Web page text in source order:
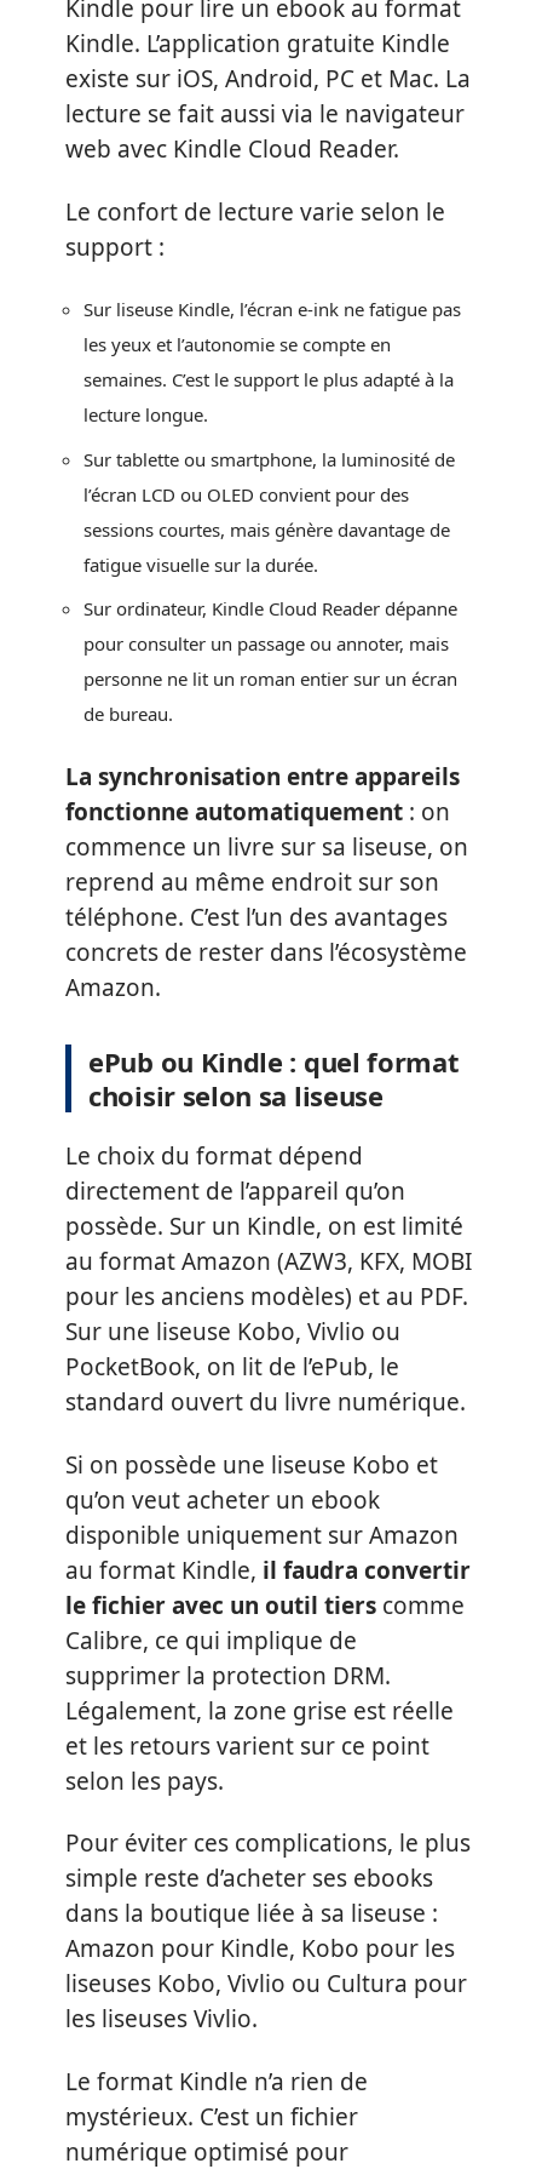
Kindle pour lire un ebook au format
Kindle. L’application gratuite Kindle
existe sur iOS, Android, PC et Mac. La
lecture se fait aussi via le navigateur
web avec Kindle Cloud Reader.
Le confort de lecture varie selon le
support :
Sur liseuse Kindle, l’écran e-ink ne fatigue pas
les yeux et l’autonomie se compte en
semaines. C’est le support le plus adapté à la
lecture longue.
Sur tablette ou smartphone, la luminosité de
l’écran LCD ou OLED convient pour des
sessions courtes, mais génère davantage de
fatigue visuelle sur la durée.
Sur ordinateur, Kindle Cloud Reader dépanne
pour consulter un passage ou annoter, mais
personne ne lit un roman entier sur un écran
de bureau.
La synchronisation entre appareils
fonctionne automatiquement : on
commence un livre sur sa liseuse, on
reprend au même endroit sur son
téléphone. C’est l’un des avantages
concrets de rester dans l’écosystème
Amazon.
ePub ou Kindle : quel format
choisir selon sa liseuse
Le choix du format dépend
directement de l’appareil qu’on
possède. Sur un Kindle, on est limité
au format Amazon (AZW3, KFX, MOBI
pour les anciens modèles) et au PDF.
Sur une liseuse Kobo, Vivlio ou
PocketBook, on lit de l’ePub, le
standard ouvert du livre numérique.
Si on possède une liseuse Kobo et
qu’on veut acheter un ebook
disponible uniquement sur Amazon
au format Kindle, il faudra convertir
le fichier avec un outil tiers comme
Calibre, ce qui implique de
supprimer la protection DRM.
Légalement, la zone grise est réelle
et les retours varient sur ce point
selon les pays.
Pour éviter ces complications, le plus
simple reste d’acheter ses ebooks
dans la boutique liée à sa liseuse :
Amazon pour Kindle, Kobo pour les
liseuses Kobo, Vivlio ou Cultura pour
les liseuses Vivlio.
Le format Kindle n’a rien de
mystérieux. C’est un fichier
numérique optimisé pour